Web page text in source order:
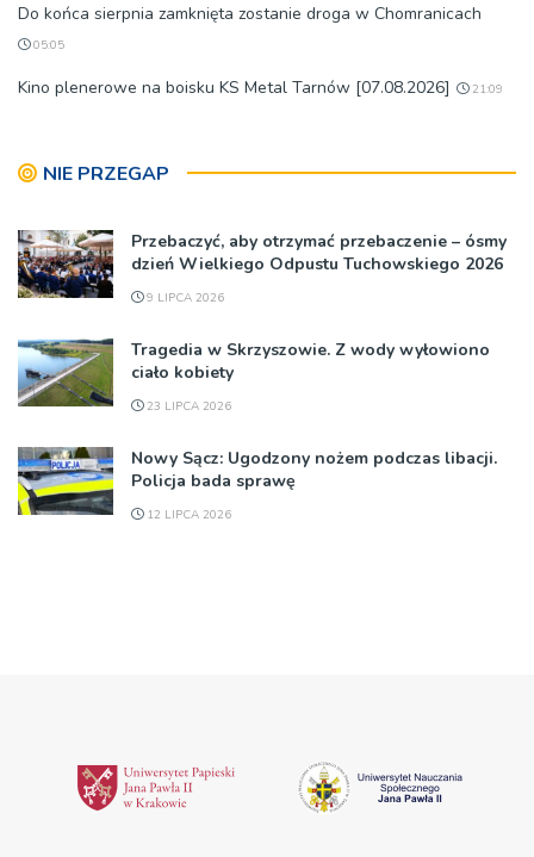
Do końca sierpnia zamknięta zostanie droga w Chomranicach
05:05
Kino plenerowe na boisku KS Metal Tarnów [07.08.2026] 21:09
NIE PRZEGAP
Przebaczyć, aby otrzymać przebaczenie – ósmy
dzień Wielkiego Odpustu Tuchowskiego 2026
9 LIPCA 2026
Tragedia w Skrzyszowie. Z wody wyłowiono
ciało kobiety
23 LIPCA 2026
Nowy Sącz: Ugodzony nożem podczas libacji.
Policja bada sprawę
12 LIPCA 2026